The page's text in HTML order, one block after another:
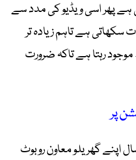
ہے پھر اسی ویڈیو کی مدد سے
ہے تاہم زیادہ تر
موجود رہتا ہے تاکہ ضرورت
پر
اپنے گھریلو معاون روبوٹ